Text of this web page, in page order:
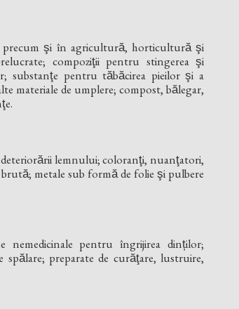
precum şi în agricultură, horticultură şi
compoziţii pentru stingerea şi
substanţe pentru tăbăcirea pieilor şi a
materiale de umplere; compost, bălegar,
lemnului; coloranţi, nuanţatori,
metale sub formă de folie şi pulbere
nemedicinale pentru îngrijirea dinților;
preparate de curăţare, lustruire,